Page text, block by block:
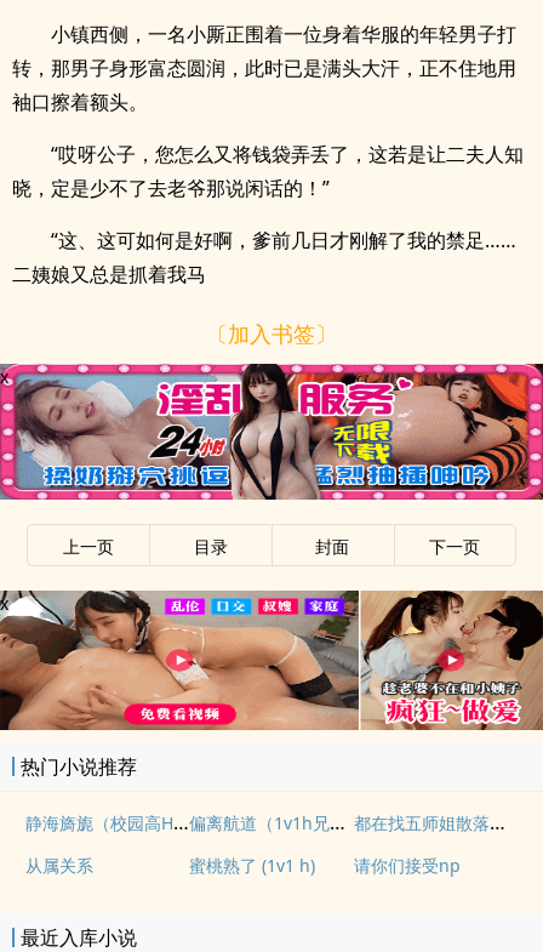
小镇西侧，一名小厮正围着一位身着华服的年轻男子打
转，那男子身形富态圆润，此时已是满头大汗，正不住地用
袖口擦着额头。
“哎呀公子，您怎么又将钱袋弄丢了，这若是让二夫人知
晓，定是少不了去老爷那说闲话的！”
“这、这可如何是好啊，爹前几日才刚解了我的禁足……
二姨娘又总是抓着我马
〔加入书签〕
x
上一页 目录 封面 下一页
x
热门小说推荐
静海旖旎（校园高H） 偏离航道（1v1h兄妹骨科bg） 都在找五师姐散落的法宝
从属关系 蜜桃熟了 (1v1 h) 请你们接受np
最近入库小说